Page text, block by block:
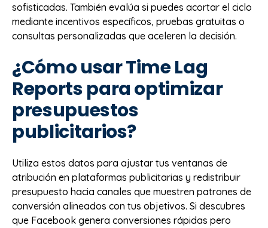
sofisticadas. También evalúa si puedes acortar el ciclo
mediante incentivos específicos, pruebas gratuitas o
consultas personalizadas que aceleren la decisión.
¿Cómo usar Time Lag
Reports para optimizar
presupuestos
publicitarios?
Utiliza estos datos para ajustar tus ventanas de
atribución en plataformas publicitarias y redistribuir
presupuesto hacia canales que muestren patrones de
conversión alineados con tus objetivos. Si descubres
que Facebook genera conversiones rápidas pero